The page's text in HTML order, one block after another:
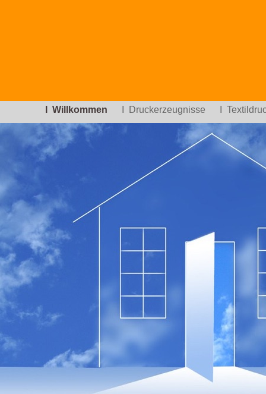
I Willkommen I Druckerzeugnisse I